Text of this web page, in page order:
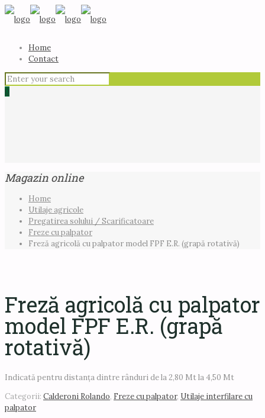
Home
Contact
0
Magazin online
Home
Utilaje agricole
Pregatirea solului / Scarificatoare
Freze cu palpator
Freză agricolă cu palpator model FPF E.R. (grapă rotativă)
Freză agricolă cu palpator
model FPF E.R. (grapă
rotativă)
Indicată pentru distanța dintre rânduri de la 2,80 Mt la 4,50 Mt
Categorii: Calderoni Rolando, Freze cu palpator, Utilaje interfilare cu
palpator